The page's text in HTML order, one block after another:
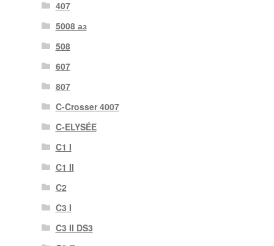
407
5008 аз
508
607
807
C-Crosser 4007
C-ELYSÉE
C1 I
C1 II
C2
C3 I
C3 II DS3